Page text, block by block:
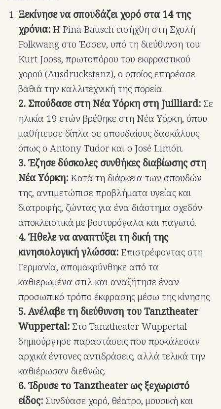
Ξεκίνησε να σπουδάζει χορό στα 14 της
χρόνια: Η Pina Bausch εισήχθη στη Σχολή
Folkwang στο Έσσεν, υπό τη διεύθυνση του
Kurt Jooss, πρωτοπόρου του εκφραστικού
χορού (Ausdruckstanz), ο οποίος επηρέασε
βαθιά την καλλιτεχνική της πορεία.
2. Σπούδασε στη Νέα Υόρκη στη Juilliard: Σε
ηλικία 19 ετών βρέθηκε στη Νέα Υόρκη, όπου
μαθήτευσε δίπλα σε σπουδαίους δασκάλους
όπως ο Antony Tudor και ο José Limón.
3. Έζησε δύσκολες συνθήκες διαβίωσης στη
Νέα Υόρκη: Κατά τη διάρκεια των σπουδών
της, αντιμετώπισε προβλήματα υγείας και
διατροφής, ζώντας για ένα διάστημα σχεδόν
αποκλειστικά με βουτυρόγαλα και παγωτό.
4. Ήθελε να αναπτύξει τη δική της
κινησιολογική γλώσσα: Επιστρέφοντας στη
Γερμανία, απομακρύνθηκε από τα
καθιερωμένα στιλ και αναζήτησε έναν
προσωπικό τρόπο έκφρασης μέσω της κίνησης
5. Ανέλαβε τη διεύθυνση του Tanztheater
Wuppertal: Στο Tanztheater Wuppertal
δημιούργησε παραστάσεις που προκάλεσαν
αρχικά έντονες αντιδράσεις, αλλά τελικά την
καθιέρωσαν διεθνώς.
6. Ίδρυσε το Tanztheater ως ξεχωριστό
είδος: Συνδύασε χορό, θέατρο, μουσική και